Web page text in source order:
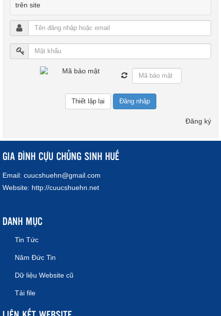
trên site
Đăng nhập
Đăng ký
GIA ĐÌNH CỰU CHỦNG SINH HUẾ
Email: cuucshuehn@gmail.com
Website: http://cuucshuehn.net
DANH MỤC
Tin Tức
Năm Đức Tin
Dữ liệu Website cũ
Tải file